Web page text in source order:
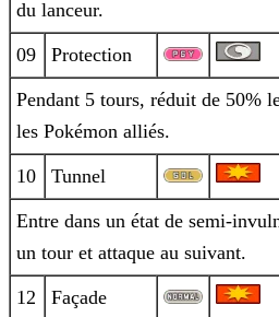
du lanceur.
09 Protection
Pendant 5 tours, réduit de 50%
les Pokémon alliés.
10 Tunnel
Entre dans un état de semi-
un tour et attaque au suivant.
12 Façade